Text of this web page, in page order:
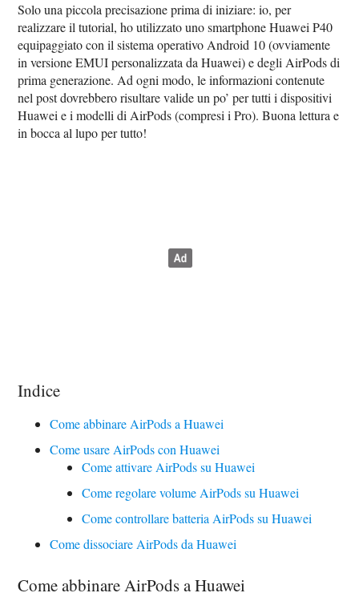
Solo una piccola precisazione prima di iniziare: io, per
realizzare il tutorial, ho utilizzato uno smartphone Huawei P40
equipaggiato con il sistema operativo Android 10 (ovviamente
in versione EMUI personalizzata da Huawei) e degli AirPods di
prima generazione. Ad ogni modo, le informazioni contenute
nel post dovrebbero risultare valide un po’ per tutti i dispositivi
Huawei e i modelli di AirPods (compresi i Pro). Buona lettura e
in bocca al lupo per tutto!
Indice
Come abbinare AirPods a Huawei
Come usare AirPods con Huawei
Come attivare AirPods su Huawei
Come regolare volume AirPods su Huawei
Come controllare batteria AirPods su Huawei
Come dissociare AirPods da Huawei
Come abbinare AirPods a Huawei